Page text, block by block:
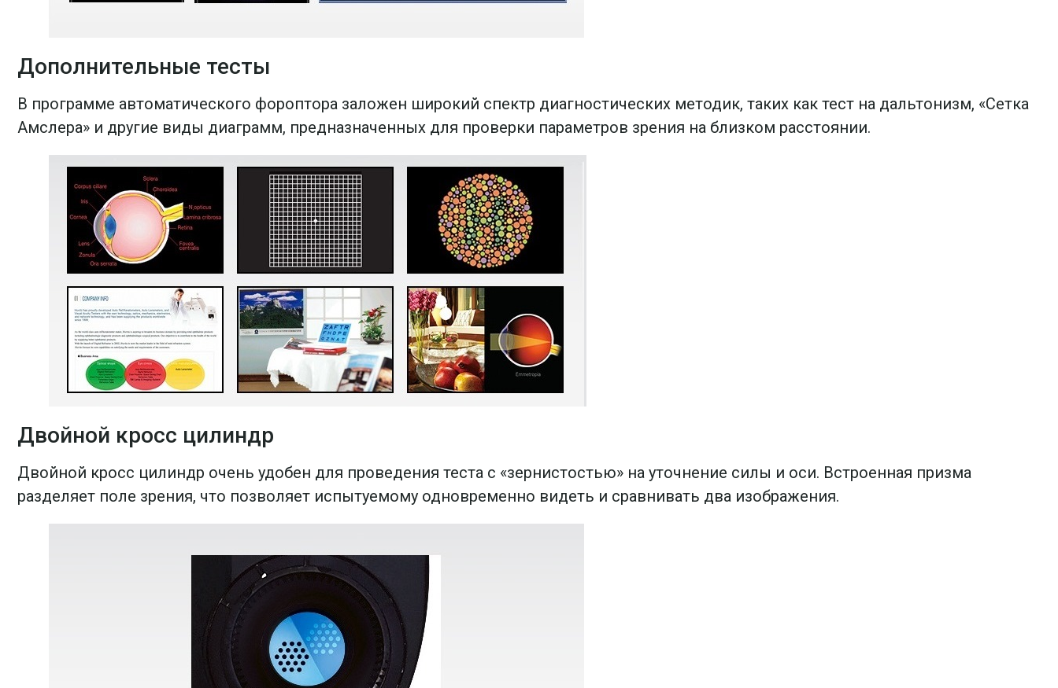
Дополнительные тесты
В программе автоматического фороптора заложен широкий спектр диагностических методик, таких как тест на дальтонизм, «Сетка
Амслера» и другие виды диаграмм, предназначенных для проверки параметров зрения на близком расстоянии.
Двойной кросс цилиндр
Двойной кросс цилиндр очень удобен для проведения теста с «зернистостью» на уточнение силы и оси. Встроенная призма
разделяет поле зрения, что позволяет испытуемому одновременно видеть и сравнивать два изображения.